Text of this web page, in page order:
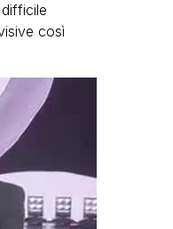
così